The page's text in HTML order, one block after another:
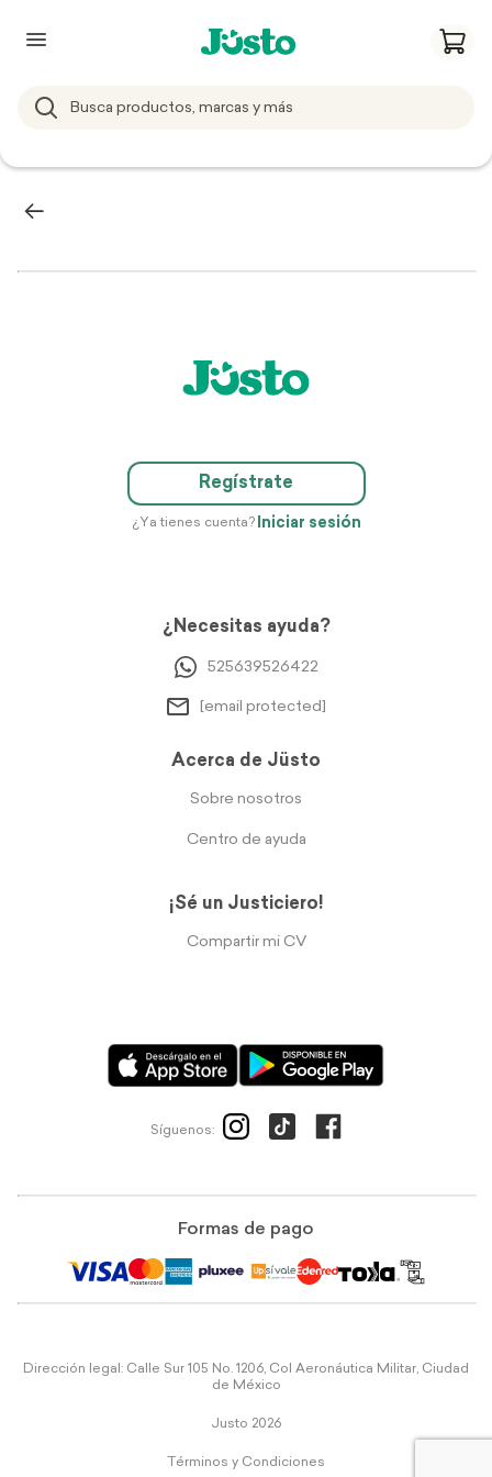
Regístrate
¿Ya tienes cuenta? Iniciar sesión
¿Necesitas ayuda?
525639526422
[email protected]
Acerca de Jüsto
Sobre nosotros
Centro de ayuda
¡Sé un Justiciero!
Compartir mi CV
Síguenos:
Formas de pago
Dirección legal: Calle Sur 105 No. 1206, Col Aeronáutica Militar, Ciudad
de México
Justo 2026
Términos y Condiciones